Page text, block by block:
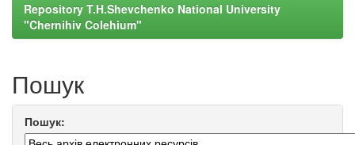
Repository T.H.Shevchenko National University
"Chernihiv Colehium"
Пошук
Пошук: